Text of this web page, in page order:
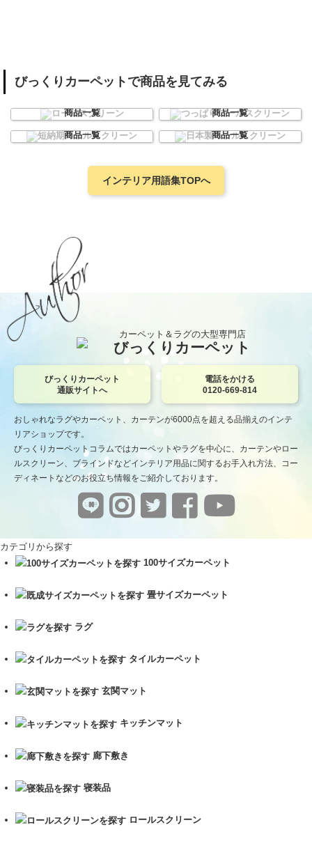
びっくりカーペットで商品を見てみる
商品一覧
商品一覧
商品一覧
商品一覧
インテリア用語集TOPへ
カーペット＆ラグの大型専門店
びっくりカーペット
びっくりカーペット
通販サイトへ
電話をかける
0120-669-814
おしゃれなラグやカーペット、カーテンが6000点を超える品揃えのインテ
リアショップです。
びっくりカーペットコラムではカーペットやラグを中心に、カーテンやロー
ルスクリーン、ブラインドなどインテリア用品に関するお手入れ方法、コー
ディネートなどのお役立ち情報をご紹介しております。
カテゴリから探す
100サイズカーペット
畳サイズカーペット
ラグ
タイルカーペット
玄関マット
キッチンマット
廊下敷き
寝装品
ロールスクリーン